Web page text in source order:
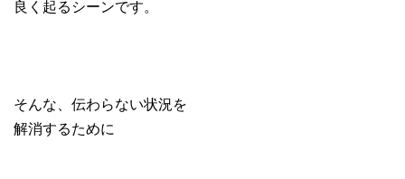
良く起るシーンです。
そんな、伝わらない状況を
解消するために